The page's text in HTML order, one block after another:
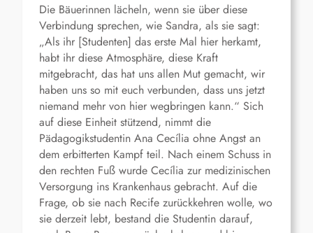
Die Bäuerinnen lächeln, wenn sie über diese
Verbindung sprechen, wie Sandra, als sie sagt:
„Als ihr [Studenten] das erste Mal hier herkamt,
habt ihr diese Atmosphäre, diese Kraft
mitgebracht, das hat uns allen Mut gemacht, wir
haben uns so mit euch verbunden, dass uns jetzt
niemand mehr von hier wegbringen kann.“ Sich
auf diese Einheit stützend, nimmt die
Pädagogikstudentin Ana Cecília ohne Angst an
dem erbitterten Kampf teil. Nach einem Schuss in
den rechten Fuß wurde Cecília zur medizinischen
Versorgung ins Krankenhaus gebracht. Auf die
Frage, ob sie nach Recife zurückkehren wolle, wo
sie derzeit lebt, bestand die Studentin darauf,